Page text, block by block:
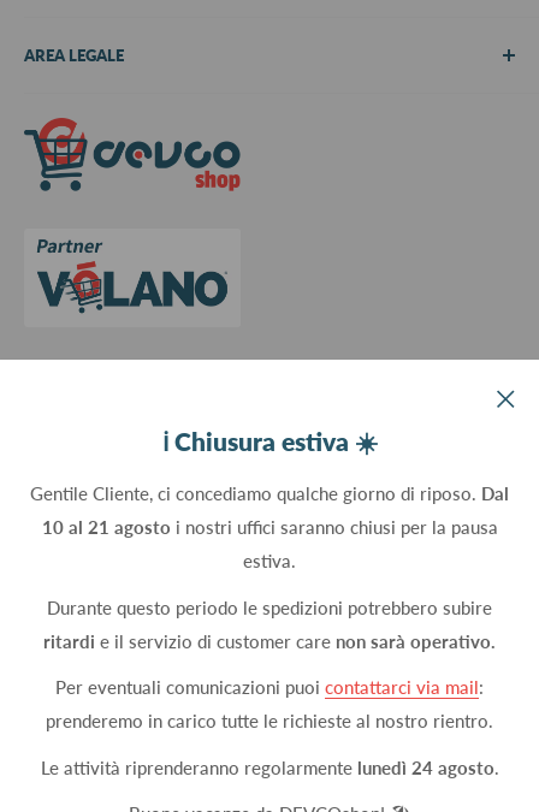
ℹ️ Chiusura estiva ☀️
Gentile Cliente, ci concediamo qualche giorno di riposo. Dal
10 al 21 agosto i nostri uffici saranno chiusi per la pausa
estiva.
Durante questo periodo le spedizioni potrebbero subire
ritardi e il servizio di customer care non sarà operativo.
Per eventuali comunicazioni puoi contattarci via mail:
prenderemo in carico tutte le richieste al nostro rientro.
Le attività riprenderanno regolarmente lunedì 24 agosto
Metodi di pagamento
Richiedi preventivo
Contattaci
AREA LEGALE
Informativa su resi e rimborsi
Privacy Policy
Aggiorna le preferenze sui cookie
C.Fisc. P.IVA 09934830960
Seguici
Accettiamo
© 2026 DEVCOshop
Metodi di pagamento attivi